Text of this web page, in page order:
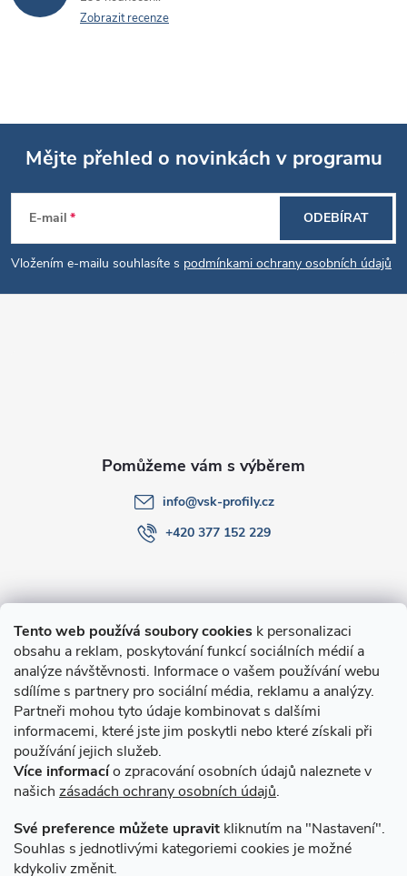
Tento web používá soubory cookies k personalizaci
obsahu a reklam, poskytování funkcí sociálních médií a
analýze návštěvnosti. Informace o vašem používání webu
sdílíme s partnery pro sociální média, reklamu a analýzy.
Partneři mohou tyto údaje kombinovat s dalšími
informacemi, které jste jim poskytli nebo které získali při
používání jejich služeb.
Více informacío zpracování osobních údajů naleznete v
našich zásadách ochrany osobních údajů.
Své preference můžete upravit kliknutím na "Nastavení".
Souhlas s jednotlivými kategoriemi cookies je možné
kdykoliv změnit.
Zobrazit recenze
Z
á
p
Mějte přehled o novinkách v programu
E-mail
Vložením e-mailu souhlasíte s podmínkami ochrany osobních údajů
ODEBÍRAT
O nákupu
Novinky v programu Alusic
Archiv
info@vsk-profily.cz
+420 377 152 229